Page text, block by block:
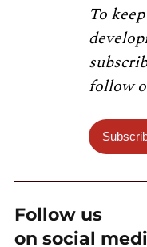
To
follow
Follow us
on social